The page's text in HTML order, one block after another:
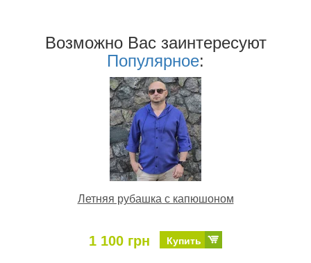
Возможно Ваc заинтересуют
Популярное:
Летняя рубашка с капюшоном
1 100 грн Купить